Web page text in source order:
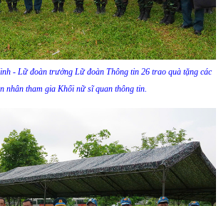
- Lữ đoàn trưởng Lữ đoàn Thông tin 26 trao quà tặng các
nhân tham gia Khối nữ sĩ quan thông tin.